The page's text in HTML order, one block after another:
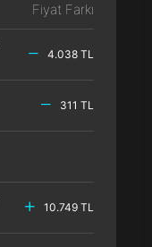
Fiyat Farkı
4.038 TL
311 TL
10.749 TL